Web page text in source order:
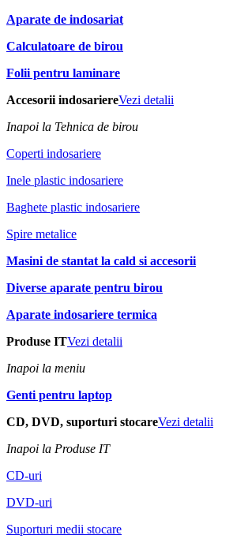
Aparate de indosariat
Calculatoare de birou
Folii pentru laminare
Accesorii indosariereVezi detalii
Inapoi la Tehnica de birou
Coperti indosariere
Inele plastic indosariere
Baghete plastic indosariere
Spire metalice
Masini de stantat la cald si accesorii
Diverse aparate pentru birou
Aparate indosariere termica
Produse ITVezi detalii
Inapoi la meniu
Genti pentru laptop
CD, DVD, suporturi stocareVezi detalii
Inapoi la Produse IT
CD-uri
DVD-uri
Suporturi medii stocare